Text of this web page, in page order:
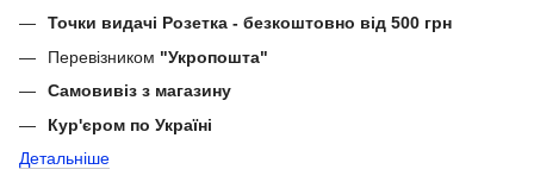
Точки видачі Розетка - безкоштовно від 500 грн
Перевізником "Укропошта"
Самовивіз з магазину
Кур'єром по Україні
Детальніше